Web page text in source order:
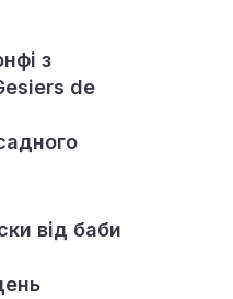
з
de
від баби